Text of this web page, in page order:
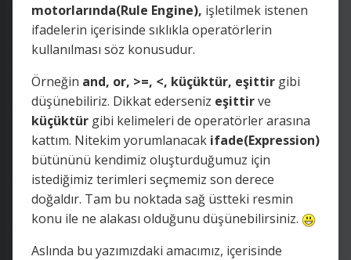
motorlarında(Rule Engine), işletilmek istenen
ifadelerin içerisinde sıklıkla operatörlerin
kullanılması söz konusudur.
Örneğin and, or, >=, <, küçüktür, eşittir gibi
düşünebiliriz. Dikkat ederseniz eşittirve
küçüktür gibi kelimeleri de operatörler arasına
kattım. Nitekim yorumlanacak ifade(Expression)
bütününü kendimiz oluşturduğumuz için
istediğimiz terimleri seçmemiz son derece
doğaldır. Tam bu noktada sağ üstteki resmin
konu ile ne alakası olduğunu düşünebilirsiniz.
Aslında bu yazımızdaki amacımız, içerisinde